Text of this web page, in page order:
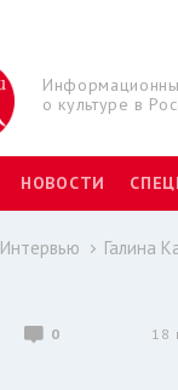
о культуре в
НОВОСТИ
Интервью Галина
0 18